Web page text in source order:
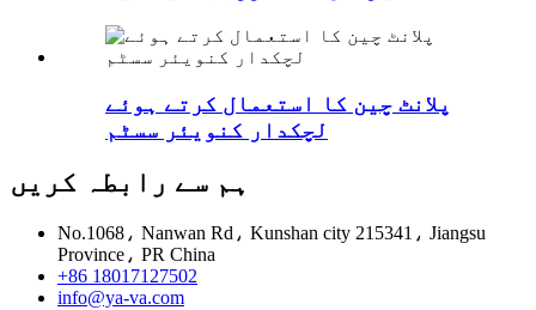
پلانٹ چین کا استعمال کرتے ہوئے
لچکدار کنویئر سسٹم
ہم سے رابطہ کریں
No.1068، Nanwan Rd، Kunshan city 215341، Jiangsu
Province، PR China
+86 18017127502
info@ya-va.com